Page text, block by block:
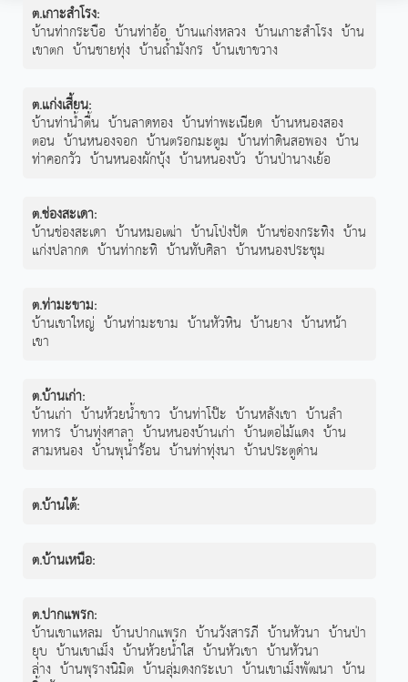
ต.เกาะสำโรง:
บ้านท่ากระบือ บ้านท่าอ้อ บ้านแก่งหลวง บ้านเกาะสำโรง บ้าน
เขาตก บ้านชายทุ่ง บ้านถ้ำมังกร บ้านเขาขวาง
ต.แก่งเสี้ยน:
บ้านท่าน้ำตื้น บ้านลาดทอง บ้านท่าพะเนียด บ้านหนองสอง
ตอน บ้านหนองจอก บ้านตรอกมะตูม บ้านท่าดินสอพอง บ้าน
ท่าคอกวัว บ้านหนองผักบุ้ง บ้านหนองบัว บ้านป่านางเย้อ
ต.ช่องสะเดา:
บ้านช่องสะเดา บ้านหมอเฒ่า บ้านโป่งปัด บ้านช่องกระทิง บ้าน
แก่งปลากด บ้านท่ากะทิ บ้านทับศิลา บ้านหนองประชุม
ต.ท่ามะขาม:
บ้านเขาใหญ่ บ้านท่ามะขาม บ้านหัวหิน บ้านยาง บ้านหน้า
เขา
ต.บ้านเก่า:
บ้านเก่า บ้านห้วยน้ำขาว บ้านท่าโป๊ะ บ้านหลังเขา บ้านลำ
ทหาร บ้านทุ่งศาลา บ้านหนองบ้านเก่า บ้านตอไม้แดง บ้าน
สามหนอง บ้านพุน้ำร้อน บ้านท่าทุ่งนา บ้านประตูด่าน
ต.บ้านใต้:
ต.บ้านเหนือ:
ต.ปากแพรก:
บ้านเขาแหลม บ้านปากแพรก บ้านวังสารภี บ้านหัวนา บ้านป่า
ยุบ บ้านเขาเม็ง บ้านห้วยน้ำใส บ้านหัวเขา บ้านหัวนา
ล่าง บ้านพุรางนิมิต บ้านลุ่มดงกระเบา บ้านเขาเม็งพัฒนา บ้าน